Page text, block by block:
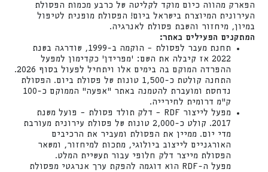
הפארק מהווה כיום מוקד לקליטה של כרבע מכמות הפסולת
העירונית המיוצרת בישראל ביום! הפסולת מופנית לטיפול
במיון, מיחזור והשבת פסולת לאנרגיה.
המתקנים הפעילים באתר:
תחנת מעבר לפסולת – הוקמה ב-1999, שודרגה בשנת
2022 אז קיבלה את השם: 'מפרידן' כקדימון למפעל
ההפרדה המוקם בה בימים אלו ויתחיל לפעול בסוף 2026.
התחנה קולטת כ-1,500 טונות של פסולת ביום. הפסולת
נדחסת ומועברת להטמנה באתר "אפעה" הממוקם כ-100
ק"מ דרומית לחירייה.
מפעל לייצור RDF – דלק תולד פסולת – פועל משנת
2017. קולט כ-2,000 טונות של פסולת עירונית מעורבת
מדי יום. ממיין את הפסולת ומעביר את הרכיבים
האורגניים לייצוב ביולוגי, מתכות למיחזור, ומשאר
הפסולת מייצר דלק חלופי עבור תעשיית המלט.
מפעל ה-RDF הוא דוגמה להפקת ערך אנרגטי מפסולת